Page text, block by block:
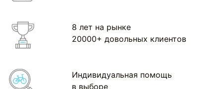
8 лет на рынке
20000+ довольных клиентов
Индивидуальная помощь
в выборе